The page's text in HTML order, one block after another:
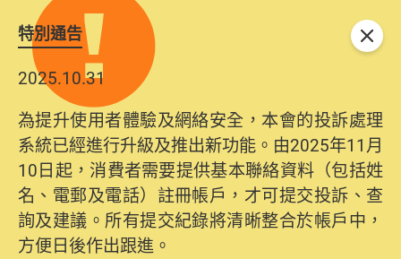
特別通告
2025.10.31
為提升使用者體驗及網絡安全，本會的投訴處理
系統已經進行升級及推出新功能。由2025年11月
10日起，消費者需要提供基本聯絡資料（包括姓
名、電郵及電話）註冊帳戶，才可提交投訴、查
詢及建議。所有提交紀錄將清晰整合於帳戶中，
方便日後作出跟進。
關閉